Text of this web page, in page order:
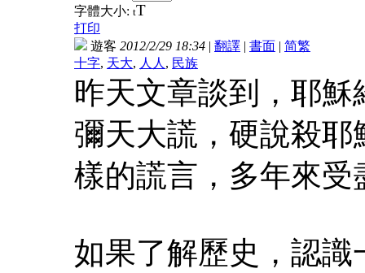
字體大小: tT
打印
遊客 2012/2/29 18:34 | 翻譯 | 書面 | 简繁
十字, 天大, 人人 , 民族
昨天文章談到，耶
彌天大謊，硬說殺
樣的謊言，多年來
如果了解歷史，認